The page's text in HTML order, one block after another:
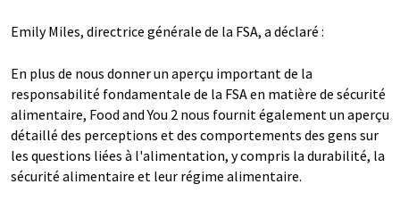
Emily Miles, directrice générale de la FSA, a déclaré :
En plus de nous donner un aperçu important de la
responsabilité fondamentale de la FSA en matière de sécurité
alimentaire, Food and You 2 nous fournit également un aperçu
détaillé des perceptions et des comportements des gens sur
les questions liées à l'alimentation, y compris la durabilité, la
sécurité alimentaire et leur régime alimentaire.